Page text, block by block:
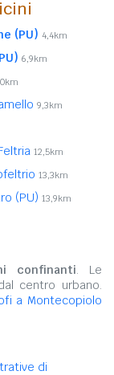
(PU) 4,4km
6,9km
9,3km
12,5km
13,3km
(PU) 13,9km
confinanti. Le
centro urbano.
a Montecopiolo
di